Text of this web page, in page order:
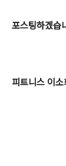
포스팅하겠습
피트니스 이